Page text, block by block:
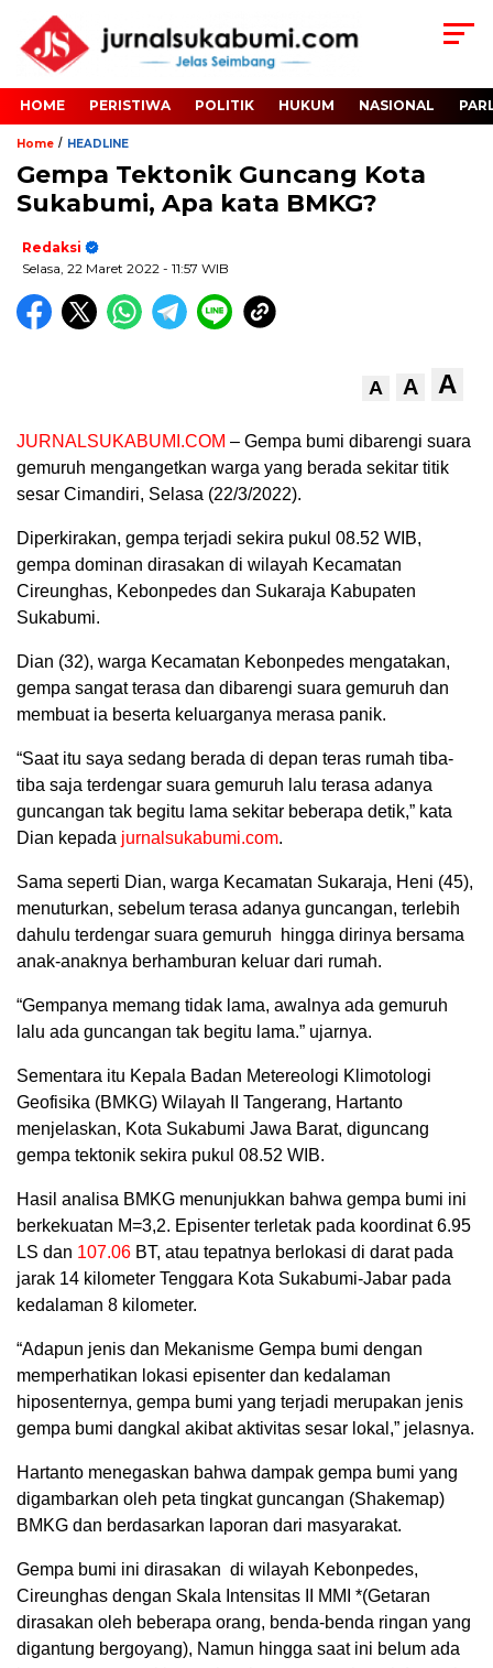
HOME PERISTIWA POLITIK HUKUM NASIONAL
Home / HEADLINE
Gempa Tektonik Guncang Kota
Sukabumi, Apa kata BMKG?
Redaksi
Selasa, 22 Maret 2022 - 11:57 WIB
A A A
JURNALSUKABUMI.COM – Gempa bumi dibarengi suara
gemuruh mengangetkan warga yang berada sekitar titik
sesar Cimandiri, Selasa (22/3/2022).
Diperkirakan, gempa terjadi sekira pukul 08.52 WIB,
gempa dominan dirasakan di wilayah Kecamatan
Cireunghas, Kebonpedes dan Sukaraja Kabupaten
Sukabumi.
Dian (32), warga Kecamatan Kebonpedes mengatakan,
gempa sangat terasa dan dibarengi suara gemuruh dan
membuat ia beserta keluarganya merasa panik.
“Saat itu saya sedang berada di depan teras rumah tiba-
tiba saja terdengar suara gemuruh lalu terasa adanya
guncangan tak begitu lama sekitar beberapa detik,” kata
Dian kepada jurnalsukabumi.com.
Sama seperti Dian, warga Kecamatan Sukaraja, Heni (45),
menuturkan, sebelum terasa adanya guncangan, terlebih
dahulu terdengar suara gemuruh hingga dirinya bersama
anak-anaknya berhamburan keluar dari rumah.
“Gempanya memang tidak lama, awalnya ada gemuruh
lalu ada guncangan tak begitu lama.” ujarnya.
Sementara itu Kepala Badan Metereologi Klimotologi
Geofisika (BMKG) Wilayah II Tangerang, Hartanto
menjelaskan, Kota Sukabumi Jawa Barat, diguncang
gempa tektonik sekira pukul 08.52 WIB.
Hasil analisa BMKG menunjukkan bahwa gempa bumi ini
berkekuatan M=3,2. Episenter terletak pada koordinat 6.95
LS dan 107.06 BT, atau tepatnya berlokasi di darat pada
jarak 14 kilometer Tenggara Kota Sukabumi-Jabar pada
kedalaman 8 kilometer.
“Adapun jenis dan Mekanisme Gempa bumi dengan
memperhatikan lokasi episenter dan kedalaman
hiposenternya, gempa bumi yang terjadi merupakan jenis
gempa bumi dangkal akibat aktivitas sesar lokal,” jelasnya.
Hartanto menegaskan bahwa dampak gempa bumi yang
digambarkan oleh peta tingkat guncangan (Shakemap)
BMKG dan berdasarkan laporan dari masyarakat.
Gempa bumi ini dirasakan di wilayah Kebonpedes,
Cireunghas dengan Skala Intensitas II MMI *(Getaran
dirasakan oleh beberapa orang, benda-benda ringan yang
digantung bergoyang), Namun hingga saat ini belum ada